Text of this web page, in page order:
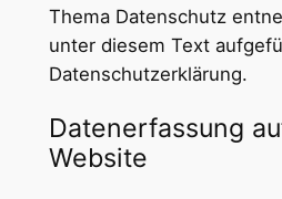
Thema Datenschutz
unter diesem Text
Datenschutzerklärung.
Datenerfassung
Website